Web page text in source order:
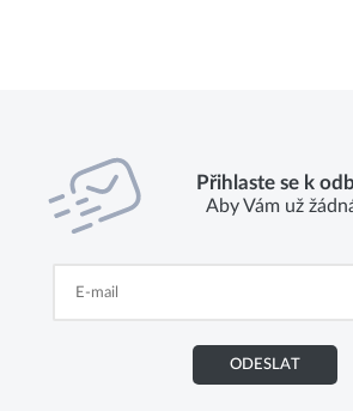
Přihlaste se k
Aby Vám už
ODESLAT